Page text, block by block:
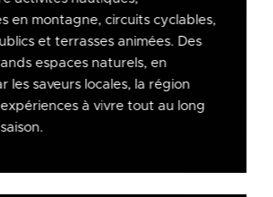
en montagne, circuits cyclables,
et terrasses animées. Des
espaces naturels, en
les saveurs locales, la région
à vivre tout au long